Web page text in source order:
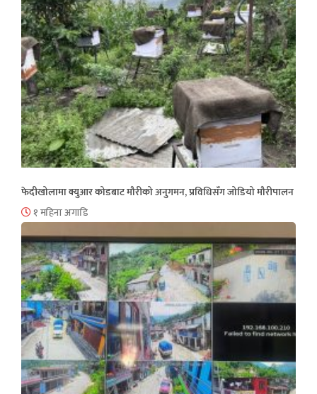
फेदीखोलामा क्युआर कोडबाट मौरीको अनुगमन, प्रविधिसँग जोडियो मौरीपालन
१ महिना अगाडि